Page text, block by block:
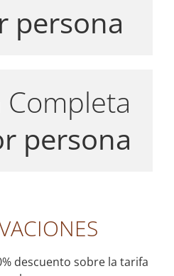
persona
Completa
persona
descuento sobre la tarifa